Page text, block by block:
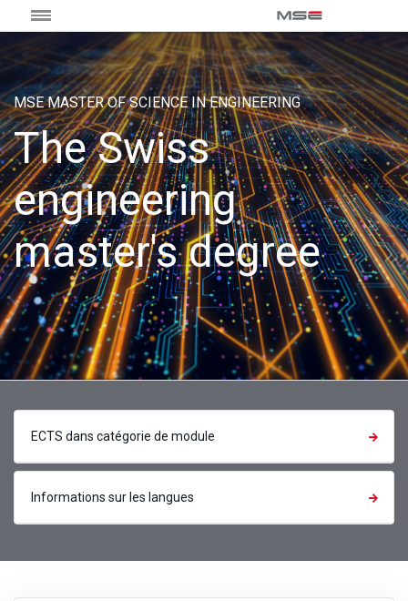
MSE MASTER OF SCIENCE IN ENGINEERING
The Swiss
engineering
master's degree
ECTS dans catégorie de module
Informations sur les langues